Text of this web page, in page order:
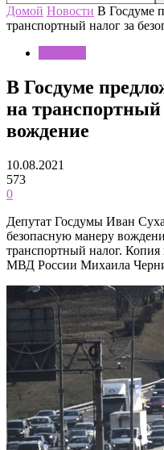
Домой Новости В Госдуме
транспортный налог за
В Госдуме
на транспортный
вождение
10.08.2021
573
0
Депутат Госдумы Иван
безопасную манеру
транспортный налог.
МВД России Михаила